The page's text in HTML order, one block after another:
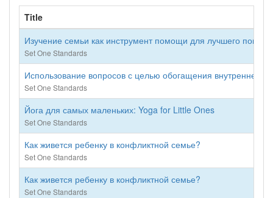
Title
Изучение семьи как инструмент помощи для лучшего
Set One Standards
Использование вопросов с целью обогащения
Set One Standards
Йога для самых маленьких: Yoga for Little Ones
Set One Standards
Как живется ребенку в конфликтной семье?
Set One Standards
Как живется ребенку в конфликтной семье?
Set One Standards